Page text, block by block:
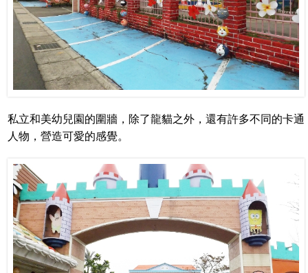
私立和美幼兒園的圍牆，除了龍貓之外，還有許多不同的卡通
人物，營造可愛的感覺。